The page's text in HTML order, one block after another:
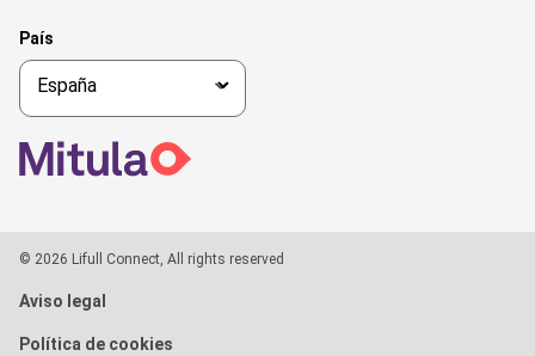
País
© 2026 Lifull Connect, All rights reserved
Aviso legal
Política de cookies